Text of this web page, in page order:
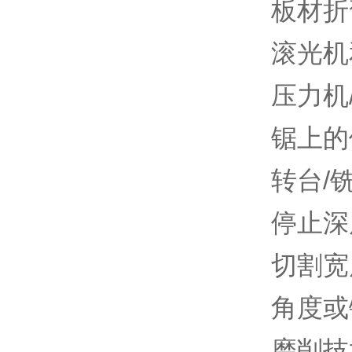
板材
滚光
压力
锯上
转台/
停止
切割
角度